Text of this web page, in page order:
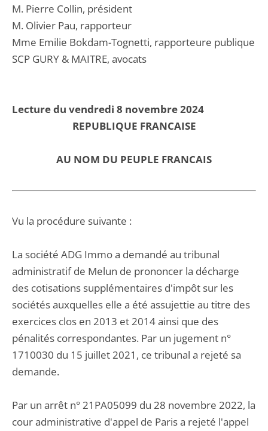
M. Pierre Collin, président
M. Olivier Pau, rapporteur
Mme Emilie Bokdam-Tognetti, rapporteure publique
SCP GURY & MAITRE, avocats
Lecture du vendredi 8 novembre 2024
REPUBLIQUE FRANCAISE
AU NOM DU PEUPLE FRANCAIS
Vu la procédure suivante :
La société ADG Immo a demandé au tribunal
administratif de Melun de prononcer la décharge
des cotisations supplémentaires d'impôt sur les
sociétés auxquelles elle a été assujettie au titre des
exercices clos en 2013 et 2014 ainsi que des
pénalités correspondantes. Par un jugement n°
1710030 du 15 juillet 2021, ce tribunal a rejeté sa
demande.
Par un arrêt n° 21PA05099 du 28 novembre 2022, la
cour administrative d'appel de Paris a rejeté l'appel